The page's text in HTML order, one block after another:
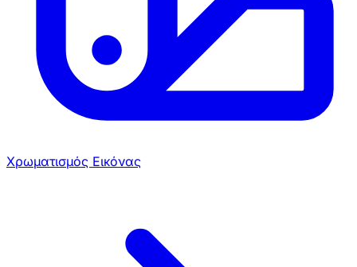
Χρωματισμός Εικόνας